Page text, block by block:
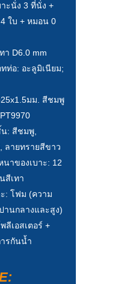
ะนั่ง 3 ที่นั่ง +
ใบ + หมอน 0
า D6.0 mm
ท่อ: อะลูมิเนียม;
มม. สีชมพู
: สีชมพู,
ลายทรายสีขาว
าของเบาะ: 12
สีเทา
: โฟม (ความ
นกลางและสูง)
ลีเอสเตอร์ +
รกันน้ำ